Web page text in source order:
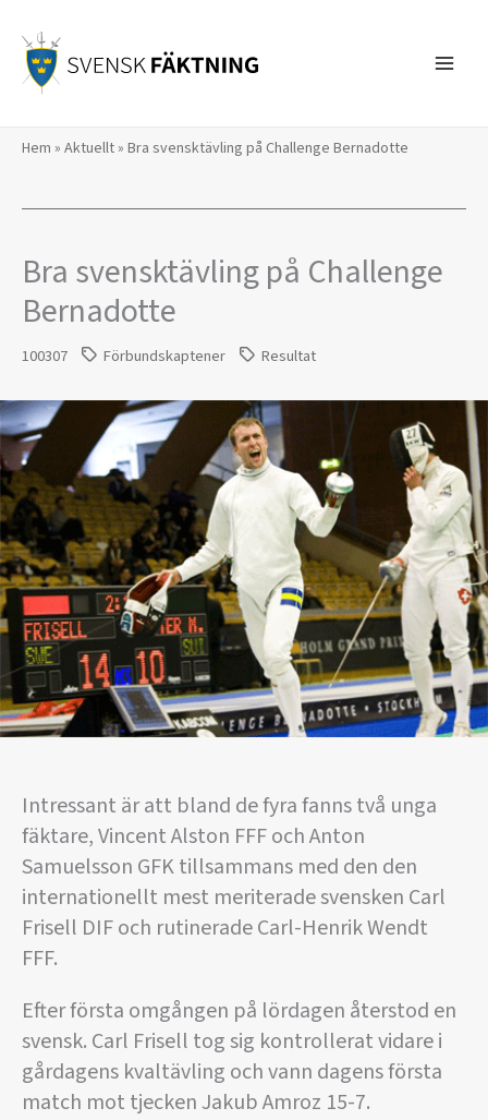
innehåll
Hem » Aktuellt» Bra svensktävling på Challenge Bernadotte
Bra svensktävling på Challenge
Bernadotte
100307 Förbundskaptener Resultat
Intressant är att bland de fyra fanns två unga
fäktare, Vincent Alston FFF och Anton
Samuelsson GFK tillsammans med den den
internationellt mest meriterade svensken Carl
Frisell DIF och rutinerade Carl-Henrik Wendt
FFF.
Efter första omgången på lördagen återstod en
svensk. Carl Frisell tog sig kontrollerat vidare i
gårdagens kvaltävling och vann dagens första
match mot tjecken Jakub Amroz 15-7.